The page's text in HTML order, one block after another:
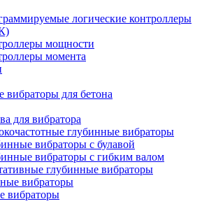
логические контроллеры
мощности
момента
вибраторы для бетона
для вибратора
глубинные вибраторы
вибраторы с булавой
вибраторы с гибким валом
глубинные вибраторы
вибраторы
вибраторы